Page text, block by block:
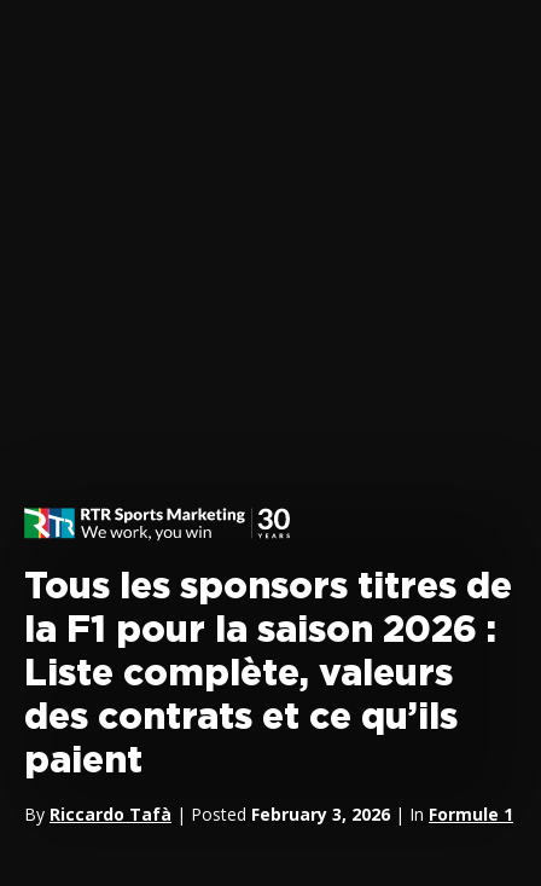
Tous les sponsors titres de
la F1 pour la saison 2026 :
Liste complète, valeurs
des contrats et ce qu’ils
paient
By Riccardo Tafà | Posted February 3, 2026 | In Formule 1